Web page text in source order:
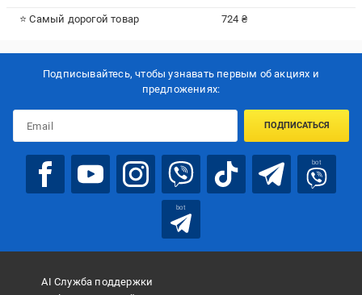
⭐ Самый дорогой товар 724 ₴
Подписывайтесь, чтобы узнавать первым об акцияx и
предложениях:
ПОДПИСАТЬСЯ
bot
bot
AI Служба поддержки